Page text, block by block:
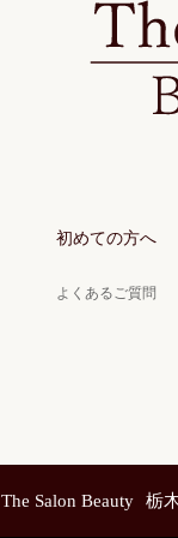
初めての方へ
よくあるご質問
The Salon Beauty 栃